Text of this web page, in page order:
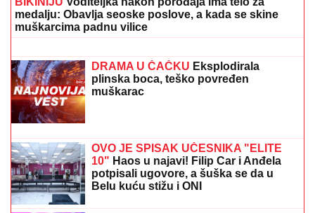
Voditeljki RTS-a TELO CELO U
MIŠIĆIMA, skinula se u bikini i
pokazala RASNE OBLINE Skroz joj
napravile dar-mar